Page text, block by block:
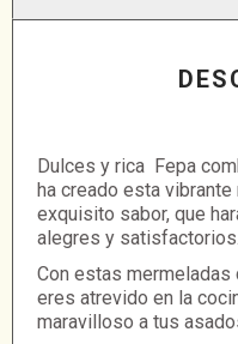
Dulces y rica Fepa
ha creado esta
exquisito sabor, que
alegres y satisfactorios.
Con estas
eres atrevido en la
maravilloso a tus